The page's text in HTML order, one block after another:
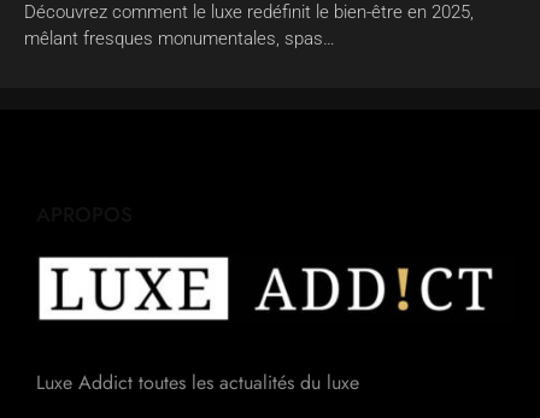
Découvrez comment le luxe redéfinit le bien-être en 2025,
mêlant fresques monumentales, spas…
Luxe Addict toutes les actualités du luxe